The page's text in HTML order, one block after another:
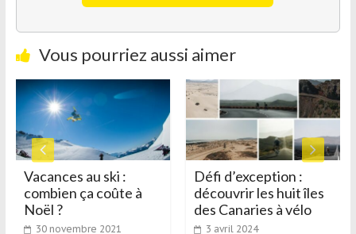
Vous pourriez aussi aimer
Vacances au ski :
combien ça coûte à
Noël ?
30 novembre 2021
Défi d’exception :
découvrir les huit îles
des Canaries à vélo
3 avril 2024